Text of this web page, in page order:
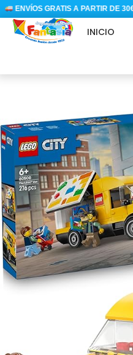
Ir
contenido
ENVÍOS GRATIS A PARTIR DE 30€
INICIO